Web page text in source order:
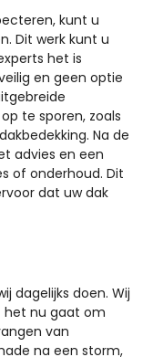
kunt u
Dit werk kunt u
het is
en geen optie
te sporen, zoals
Na de
advies en een
of onderhoud. Dit
dat uw dak
dagelijks doen. Wij
het nu gaat om
van
na een storm,